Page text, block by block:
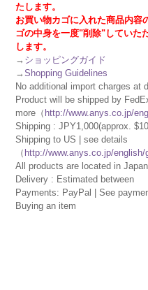
たします。
お買い物カゴに入れた商品内容
ゴの中身を一度"削除"していた
します。
→ ショッピングガイド
→Shopping Guidelines
No additional import charges at
Product will be shipped by
more（ http://www.anys.co.jp/
Shipping : JPY1,000(approx.
Shipping to US | see details
（ http://www.anys.co.jp/english/
All products are located in Japan
Delivery : Estimated between
Payments: PayPal | See
Buying an item